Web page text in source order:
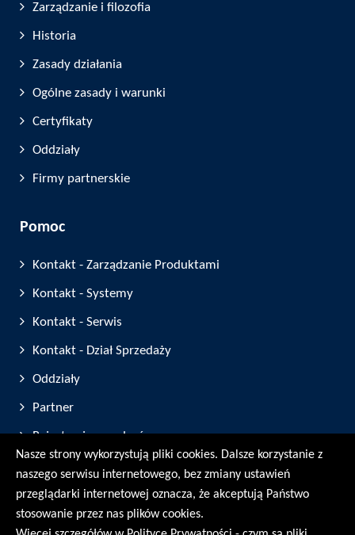
Zarządzanie i filozofia
Historia
Zasady działania
Ogólne zasady i warunki
Certyfikaty
Oddziały
Firmy partnerskie
Pomoc
Kontakt - Zarządzanie Produktami
Kontakt - Systemy
Kontakt - Serwis
Kontakt - Dział Sprzedaży
Oddziały
Partner
Rejestracja urządzeń
Targi i Wystawy
© RMG Messtechnik GmbH - 2026
Nasze strony wykorzystują pliki cookies. Dalsze korzystanie z
naszego serwisu internetowego, bez zmiany ustawień
przeglądarki internetowej oznacza, że akceptują Państwo
stosowanie przez nas plików cookies.